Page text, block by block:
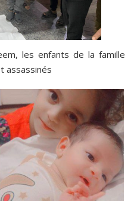
les enfants de la famille
assassinés